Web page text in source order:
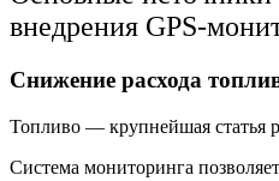
внедрения GPS-
Снижение расхода
Топливо — крупнейшая статья
Система мониторинга